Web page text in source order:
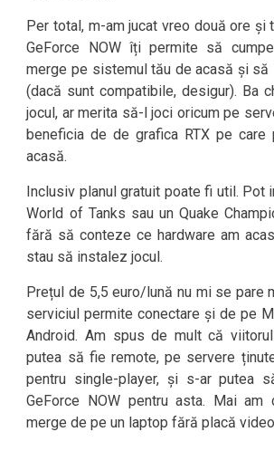
Per total, m-am jucat vreo două ore și
GeForce NOW îți permite să
merge pe sistemul tău de acasă și
(dacă sunt compatibile, desigur). Ba
jocul, ar merita să-l joci oricum pe
beneficia de de grafica RTX pe care
acasă.
Inclusiv planul gratuit poate fi util. Pot
World of Tanks sau un Quake
fără să conteze ce hardware am
stau să instalez jocul.
Prețul de 5,5 euro/lună nu mi se pare
serviciul permite conectare și de pe
Android. Am spus de mult că
putea să fie remote, pe servere
pentru single-player, și s-ar putea
GeForce NOW pentru asta. Mai am
merge de pe un laptop fără placă